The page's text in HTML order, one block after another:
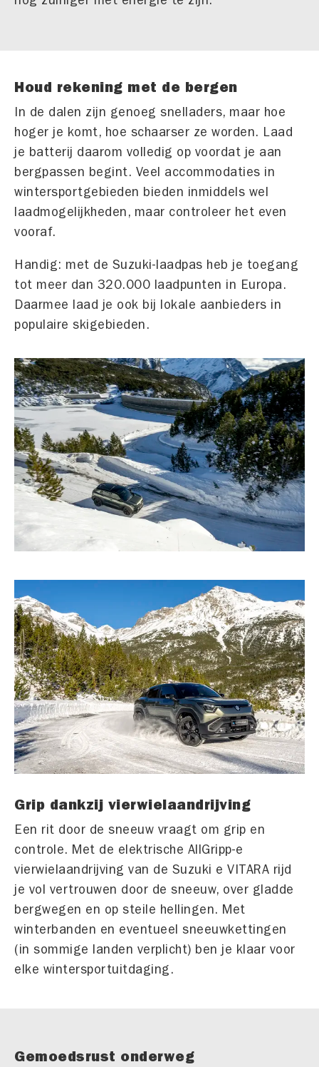
Houd rekening met de bergen
In de dalen zijn genoeg snelladers, maar hoe
hoger je komt, hoe schaarser ze worden. Laad
je batterij daarom volledig op voordat je aan
bergpassen begint. Veel accommodaties in
wintersportgebieden bieden inmiddels wel
laadmogelijkheden, maar controleer het even
vooraf.
Handig: met de Suzuki-laadpas heb je toegang
tot meer dan 320.000 laadpunten in Europa.
Daarmee laad je ook bij lokale aanbieders in
populaire skigebieden.
Grip dankzij vierwielaandrijving
Een rit door de sneeuw vraagt om grip en
controle. Met de elektrische AllGripp-e
vierwielaandrijving van de Suzuki e VITARA rijd
je vol vertrouwen door de sneeuw, over gladde
bergwegen en op steile hellingen. Met
winterbanden en eventueel sneeuwkettingen
(in sommige landen verplicht) ben je klaar voor
elke wintersportuitdaging.
Gemoedsrust onderweg